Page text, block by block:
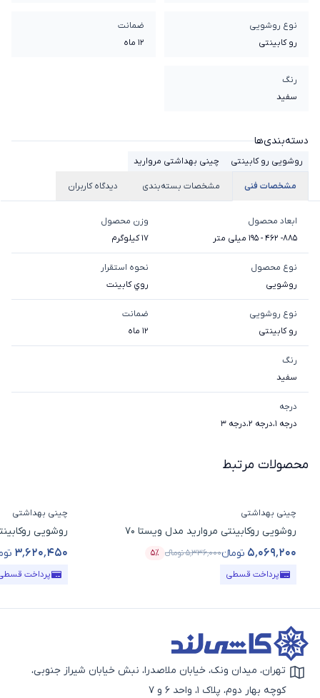
نوع روشویی
رو کابینتی
ضمانت
12 ماه
رنگ
سفید
دسته‌بندی‌ها
روشویی رو کابینتی چینی بهداشتی مروارید
مشخصات فنی مشخصات بسته‌بندی دیدگاه کاربران
ابعاد محصول
885- 462 - 195 میلی متر
وزن محصول
17 کیلوگرم
نوع محصول
روشویی
نحوه استقرار
روي کابينت
نوع روشویی
رو کابینتی
ضمانت
12 ماه
رنگ
سفید
درجه
درجه 1 ،درجه 2 ،درجه 3
محصولات مرتبط
چینی بهداشتی
روشویی روکابینتی مروارید مدل ویستا 70
۵٬۰۶۹٬۲۰۰ تومانء۵٬۳۳۶٬۰۰۰تومانء
قیمت محصول
۵٪
درصد تخفیف
پرداخت قسطی
چینی بهداشتی
روشویی
۳٬۶۲۰٬۴۵۰
قیمت محصول
پرداخت
آیکون نقشه
تهران، میدان ونک، خیابان ملاصدرا، نبش خیابان شیراز جنوبی،
کوچه بهار دوم، پلاک 1، واحد 6 و 7